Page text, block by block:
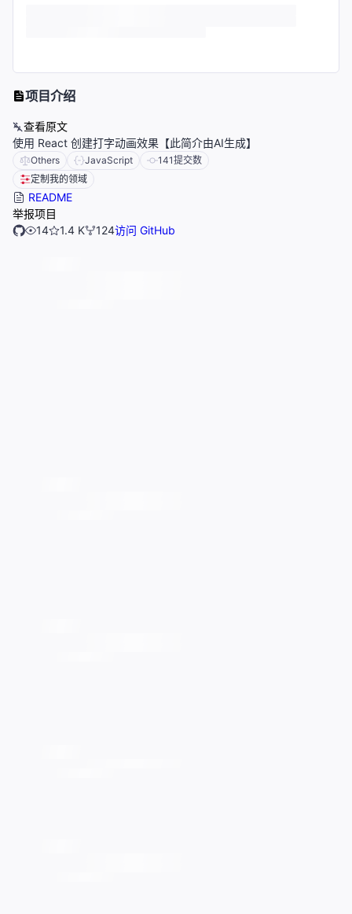
项目介绍
查看原文
使用 React 创建打字动画效果【此简介由AI生成】
Others JavaScript 141提交数
定制我的领域
README
举报项目
14
1.4 K 124访问 GitHub